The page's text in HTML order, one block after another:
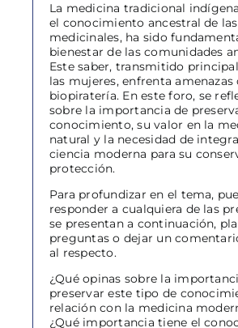
La medicina tradicional
el conocimiento ancestral de
medicinales, ha sido
bienestar de las comunidades
Este saber, transmitido
las mujeres, enfrenta amenazas
biopiratería. En este foro, se
sobre la importancia de
conocimiento, su valor en la
natural y la necesidad de
ciencia moderna para su
protección.
Para profundizar en el tema,
responder a cualquiera de las
se presentan a continuación,
preguntas o dejar un
al respecto.
¿Qué opinas sobre la
preservar este tipo de
relación con la medicina
¿Qué importancia tiene el